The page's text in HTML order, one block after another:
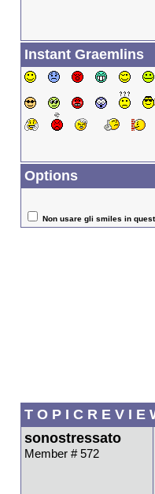
Instant Graemlins
Options
Non usare gli smiles in
T O P I C R E V I E
sonostressato
Member # 572